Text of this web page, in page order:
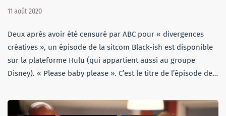
11 août 2020
Deux après avoir été censuré par ABC pour « divergences
créatives », un épisode de la sitcom Black-ish est disponible
sur la plateforme Hulu (qui appartient aussi au groupe
Disney). « Please baby please ». C’est le titre de l’épisode de…